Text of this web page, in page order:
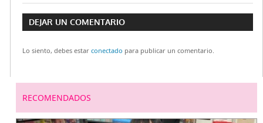
Navegación
de
entradas
anterior:
siguiente:
DEJAR UN COMENTARIO
Lo siento, debes estar conectado para publicar un comentario.
RECOMENDADOS